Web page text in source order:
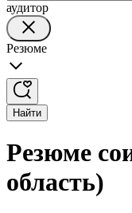
аудитор
Резюме
Найти
Резюме
область)